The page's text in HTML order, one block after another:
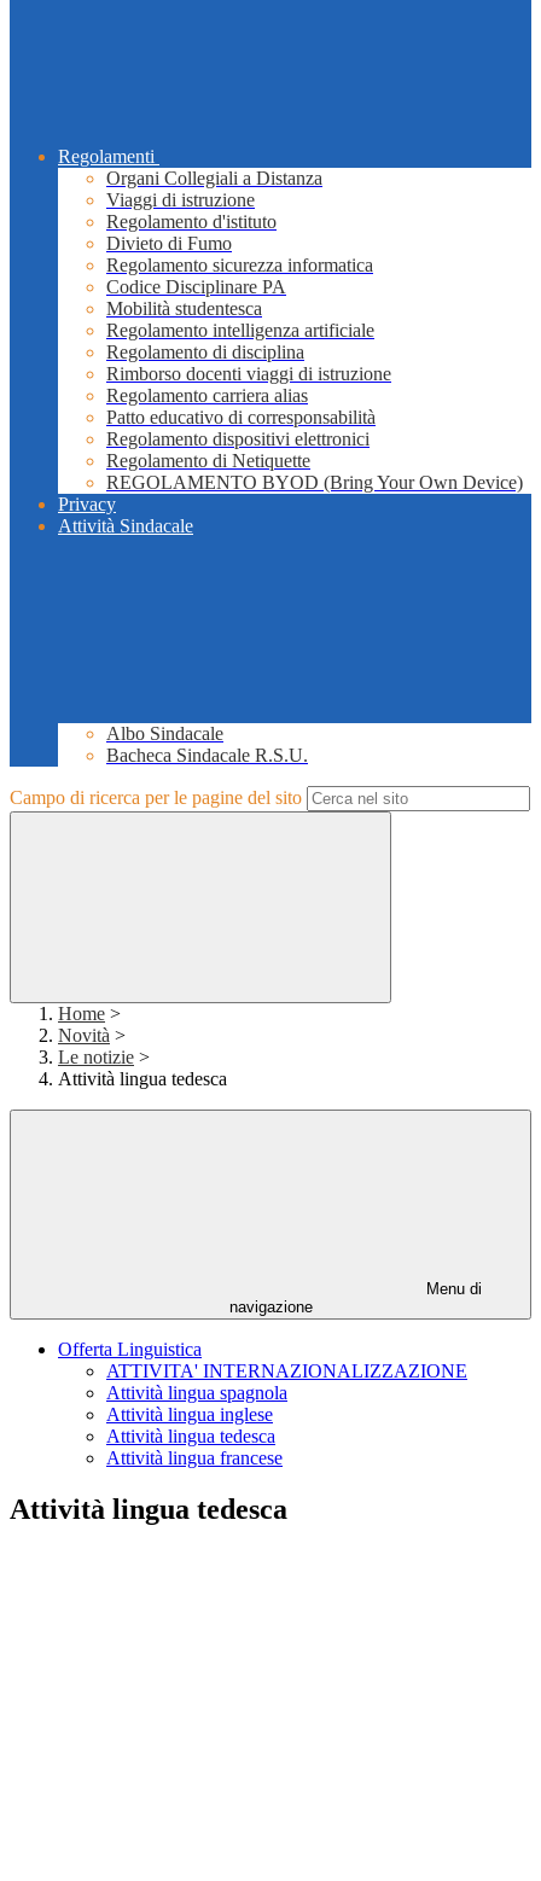
Regolamenti
Organi Collegiali a Distanza
Viaggi di istruzione
Regolamento d'istituto
Divieto di Fumo
Regolamento sicurezza informatica
Codice Disciplinare PA
Mobilità studentesca
Regolamento intelligenza artificiale
Regolamento di disciplina
Rimborso docenti viaggi di istruzione
Regolamento carriera alias
Patto educativo di corresponsabilità
Regolamento dispositivi elettronici
Regolamento di Netiquette
REGOLAMENTO BYOD (Bring Your Own Device)
Privacy
Attività Sindacale
Albo Sindacale
Bacheca Sindacale R.S.U.
Campo di ricerca per le pagine del sito
Home >
Novità >
Le notizie >
Attività lingua tedesca
Menu di
navigazione
Offerta Linguistica
ATTIVITA' INTERNAZIONALIZZAZIONE
Attività lingua spagnola
Attività lingua inglese
Attività lingua tedesca
Attività lingua francese
Attività lingua tedesca